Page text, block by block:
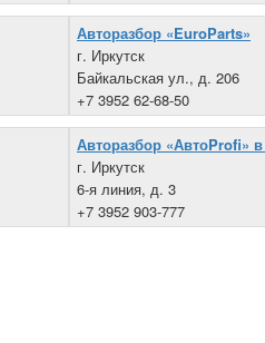
Авторазбор «EuroParts»
г. Иркутск
Байкальская ул., д. 206
+7 3952 62-68-50
Авторазбор «АвтоProfi»
г. Иркутск
6-я линия, д. 3
+7 3952 903-777